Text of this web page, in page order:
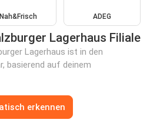
Nah&Frisch ADEG
Lagerhaus Filiale
Lagerhaus ist in den
basierend auf deinem
erkennen